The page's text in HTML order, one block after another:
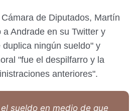
de Diputados, Martín
Andrade en su Twitter y
ningún sueldo" y
"fue el despilfarro y la
anteriores".
sueldo en medio de que